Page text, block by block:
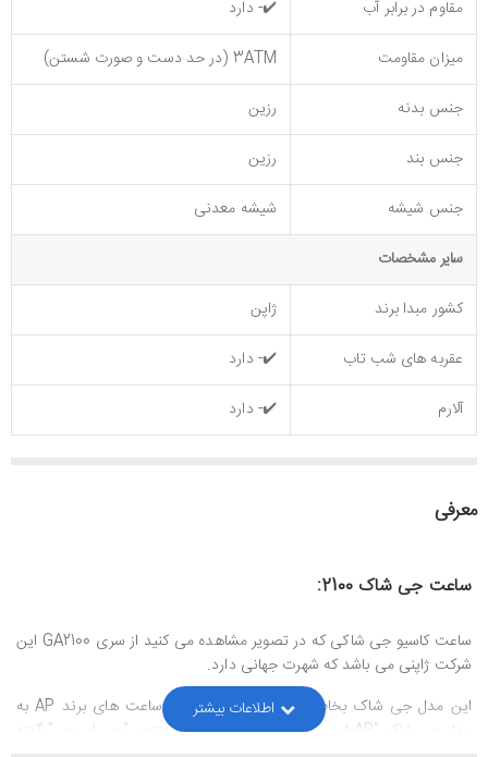
مقاوم در برابر آب
✔️- دارد
میزان مقاومت
3ATM (در حد دست و صورت شستن)
جنس بدنه
رزین
جنس بند
رزین
جنس شیشه
شیشه معدنی
ساير مشخصات
کشور مبدا برند
ژاپن
عقربه های شب تاب
✔️- دارد
آلارم
✔️- دارد
معرفی
ساعت جی شاک 2100:
ساعت کاسیو جی شاکی که در تصویر مشاهده می کنید از سری GA2100 این
شرکت ژاپنی می باشد که شهرت جهانی دارد.
این مدل جی شاک بخاطر شباهتش در طراحی با ساعت های برند AP به
مدل جی شاک "AP ای پی" نیز معروف است که مختصر "جی ای چی" گفته